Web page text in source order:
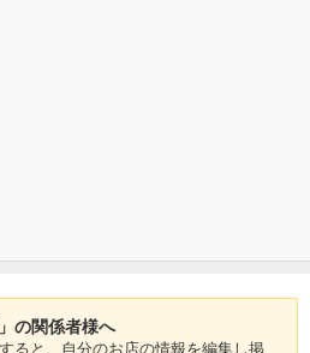
の関係者様へ
ると、自分のお店の情報を編集し掲